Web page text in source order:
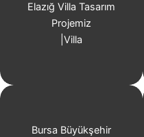
Elazığ Villa Tasarım
Projemiz
Villa
Bursa Büyükşehir